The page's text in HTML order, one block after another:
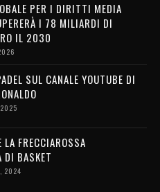
PER I DIRITTI MEDIA
I 78 MILIARDI DI
IL 2030
SUL CANALE YOUTUBE DI
2025
LA FRECCIAROSSA
DI BASKET
2024